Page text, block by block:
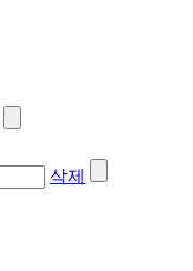
삭제